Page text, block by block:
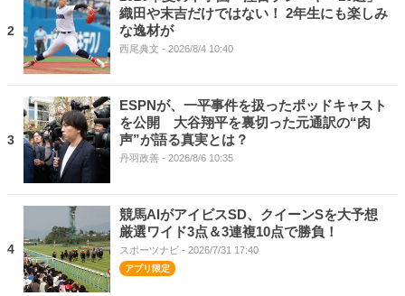
2
織田や末吉だけではない！ 2年生にも楽しみ
な逸材が
西尾典文 - 2026/8/4 10:40
3
ESPNが、一平事件を扱ったポッドキャスト
を公開 大谷翔平を裏切った元通訳の“肉
声”が語る真実とは？
丹羽政善 - 2026/8/6 10:35
4
競馬AIがアイビスSD、クイーンSを大予想
厳選ワイド3点＆3連複10点で勝負！
スポーツナビ - 2026/7/31 17:40